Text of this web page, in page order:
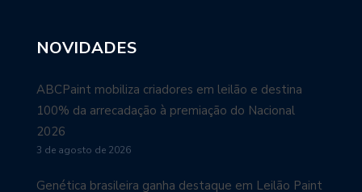
NOVIDADES
ABCPaint mobiliza criadores em leilão e destina
100% da arrecadação à premiação do Nacional
2026
3 de agosto de 2026
Genética brasileira ganha destaque em Leilão Paint